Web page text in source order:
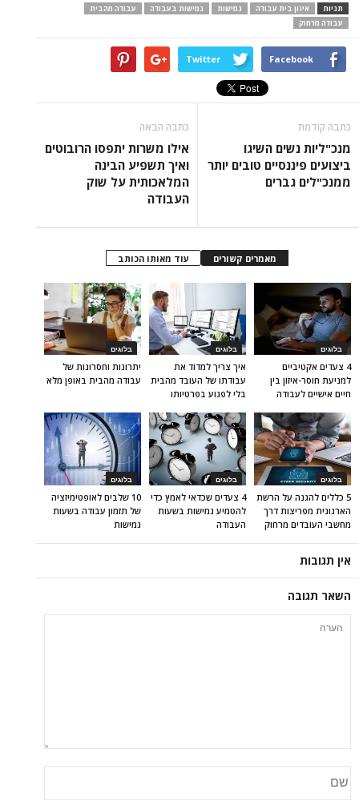
תגיות איזון בית עבודה גמישות גמישות בעבודה
עבודה מהבית
עבודה מרחוק
Facebook
Twitter
כתבה קודמת
מנכ"ליות נשים השיגו
ביצועים פיננסיים טובים יותר
ממנכ"לים גברים
כתבה הבאה
אילו משרות יתפסו הרובוטים
ואיך תשפיע הבינה
המלאכותית על שוק
העבודה
מאמרים קשורים עוד מאותו הכותב
בלוגים
יתרונות וחסרונות של
עבודה מהבית באופן מלא
בלוגים
איך צריך למדוד את
עבודתו של העובד מהבית
בלי לפגוע בפרטיותו
בלוגים
4 צעדים אקטיביים
למניעת חוסר-איזון בין
חיים אישיים לעבודה
בלוגים
10 שלבים לאופטימיזציה
של תזמון עבודה בשעות
גמישות
בלוגים
4 צעדים שכדאי לאמץ כדי
להטמיע גמישות בשעות
העבודה
בלוגים
5 כללים להגנה על הרשת
הארגונית מפריצות דרך
מחשבי העובדים מרחוק
אין תגובות
השאר תגובה